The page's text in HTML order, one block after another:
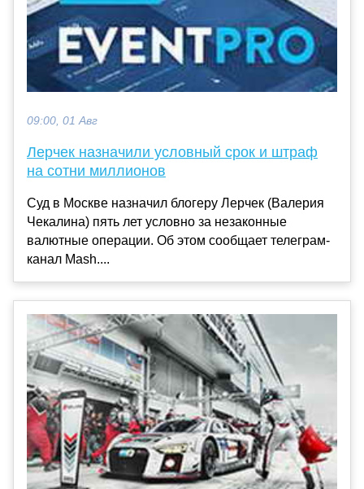
09:00, 01 Авг
Лерчек назначили условный срок и штраф
на сотни миллионов
Суд в Москве назначил блогеру Лерчек (Валерия
Чекалина) пять лет условно за незаконные
валютные операции. Об этом сообщает телеграм-
канал Mash....